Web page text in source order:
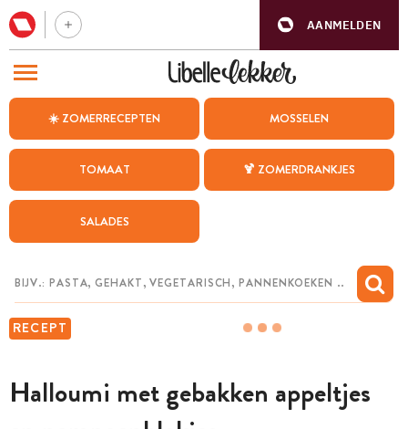
AANMELDEN
☀️ ZOMERRECEPTEN MOSSELEN
TOMAAT 🍹 ZOMERDRANKJES
SALADES
RECEPT
Halloumi met gebakken appeltjes
BEZOEK ONZE ANDERE WEBSITES
WEEKMENU
CHAT MET MAIA
MIJN BEWAARDE RECEPTEN